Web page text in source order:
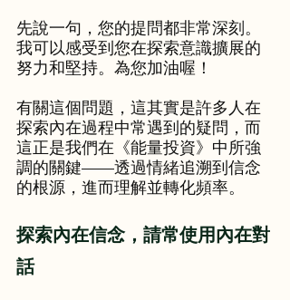
先說一句，您的提問都非常深刻。
我可以感受到您在探索意識擴展的
努力和堅持。為您加油喔！
有關這個問題，這其實是許多人在
探索內在過程中常遇到的疑問，而
這正是我們在《能量投資》中所強
調的關鍵——透過情緒追溯到信念
的根源，進而理解並轉化頻率。
探索內在信念，請常使用內在對
話